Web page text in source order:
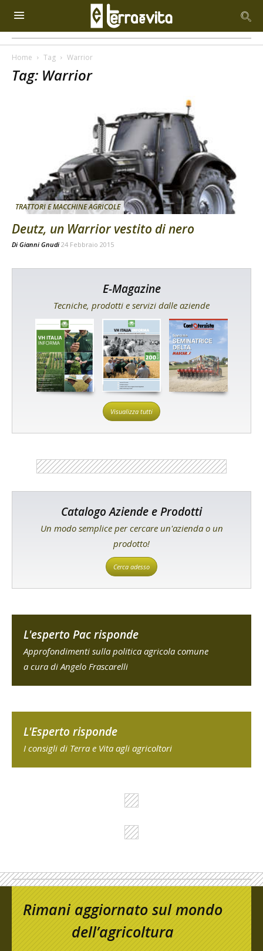
Home Tag Warrior
Tag: Warrior
TRATTORI E MACCHINE AGRICOLE
Deutz, un Warrior vestito di nero
Di Gianni Gnudi 24 Febbraio 2015
E-Magazine
Tecniche, prodotti e servizi dalle aziende
Visualizza tutti
Catalogo Aziende e Prodotti
Un modo semplice per cercare un'azienda o un
prodotto!
Cerca adesso
L'esperto Pac risponde
Approfondimenti sulla politica agricola comune
a cura di Angelo Frascarelli
L'Esperto risponde
I consigli di Terra e Vita agli agricoltori
Rimani aggiornato sul mondo
dell’agricoltura